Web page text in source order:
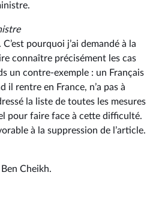
pourquoi j’ai demandé à la
connaître précisément les cas
un contre-exemple : un Français
il rentre en France, n’a pas à
la liste de toutes les mesures
pour faire face à cette difficulté.
à la suppression de l’article.
Cheikh.